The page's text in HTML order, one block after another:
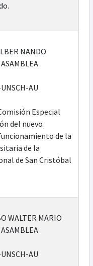
NANDO
AU
Especial
del nuevo
de la
de la
de San Cristóbal
WALTER MARIO
AU